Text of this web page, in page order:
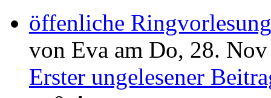
öffenliche
von Eva am Do, 28.
Erster ungelesener